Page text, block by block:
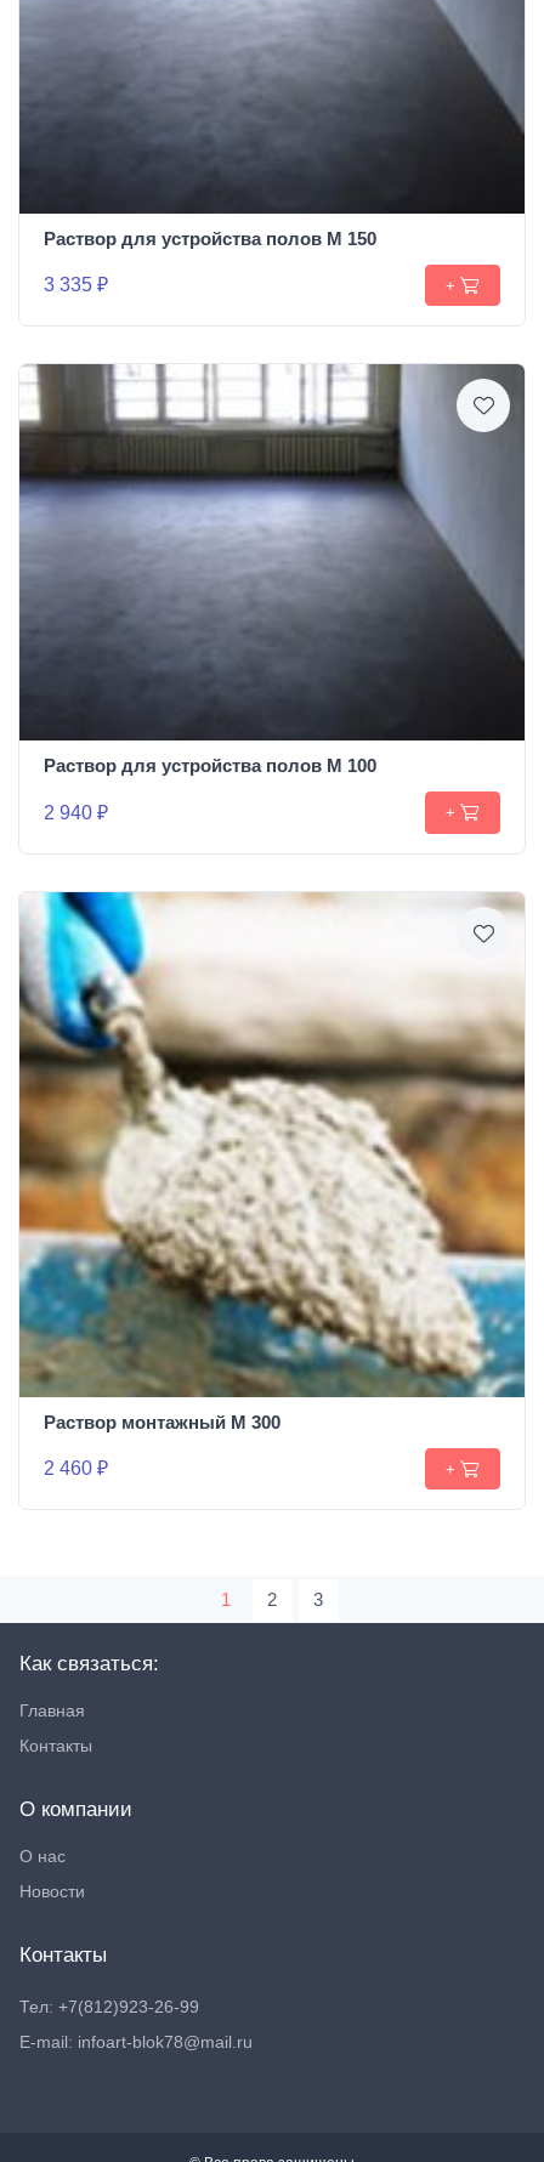
Раствор для устройства полов М 150
3 335 ₽ +
Раствор для устройства полов М 100
2 940 ₽ +
Раствор монтажный М 300
2 460 ₽ +
1 2 3
Как связаться:
Главная
Контакты
О компании
О нас
Новости
Контакты
Тел: +7(812)923-26-99
E-mail: infoart-blok78@mail.ru